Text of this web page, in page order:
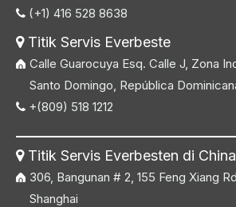
 (+1) 416 528 8638
Titik Servis Everbeste
Calle Guarocuya Esq. Calle J, Zona
Santo Domingo, República
 +(809) 518 1212
Titik Servis Everbesten di China
306, Bangunan # 2, 155 Feng Xiang
Shanghai